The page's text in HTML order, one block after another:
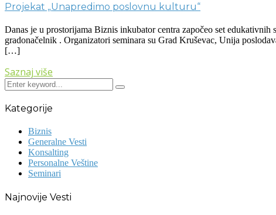
Projekat „Unapredimo poslovnu kulturu“
Danas je u prostorijama Biznis inkubator centra započeo set
gradonačelnik . Organizatori seminara su Grad Kruševac, Unija
[…]
Saznaj više
Kategorije
Biznis
Generalne Vesti
Konsalting
Personalne Veštine
Seminari
Najnovije Vesti